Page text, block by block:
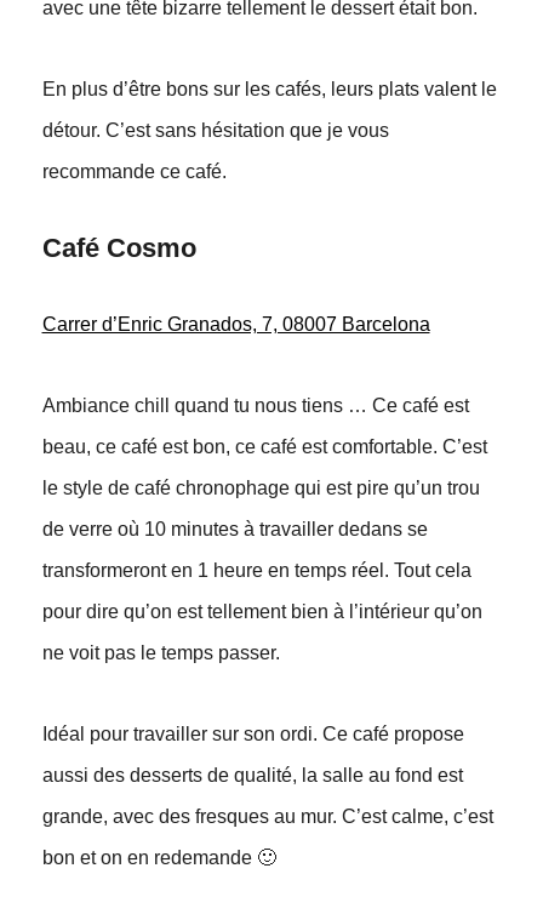
avec une tête bizarre tellement le dessert était bon.
En plus d’être bons sur les cafés, leurs plats valent le
détour. C’est sans hésitation que je vous
recommande ce café.
Café Cosmo
Carrer d’Enric Granados, 7, 08007 Barcelona
Ambiance chill quand tu nous tiens … Ce café est
beau, ce café est bon, ce café est comfortable. C’est
le style de café chronophage qui est pire qu’un trou
de verre où 10 minutes à travailler dedans se
transformeront en 1 heure en temps réel. Tout cela
pour dire qu’on est tellement bien à l’intérieur qu’on
ne voit pas le temps passer.
Idéal pour travailler sur son ordi. Ce café propose
aussi des desserts de qualité, la salle au fond est
grande, avec des fresques au mur. C’est calme, c’est
bon et on en redemande 🙂